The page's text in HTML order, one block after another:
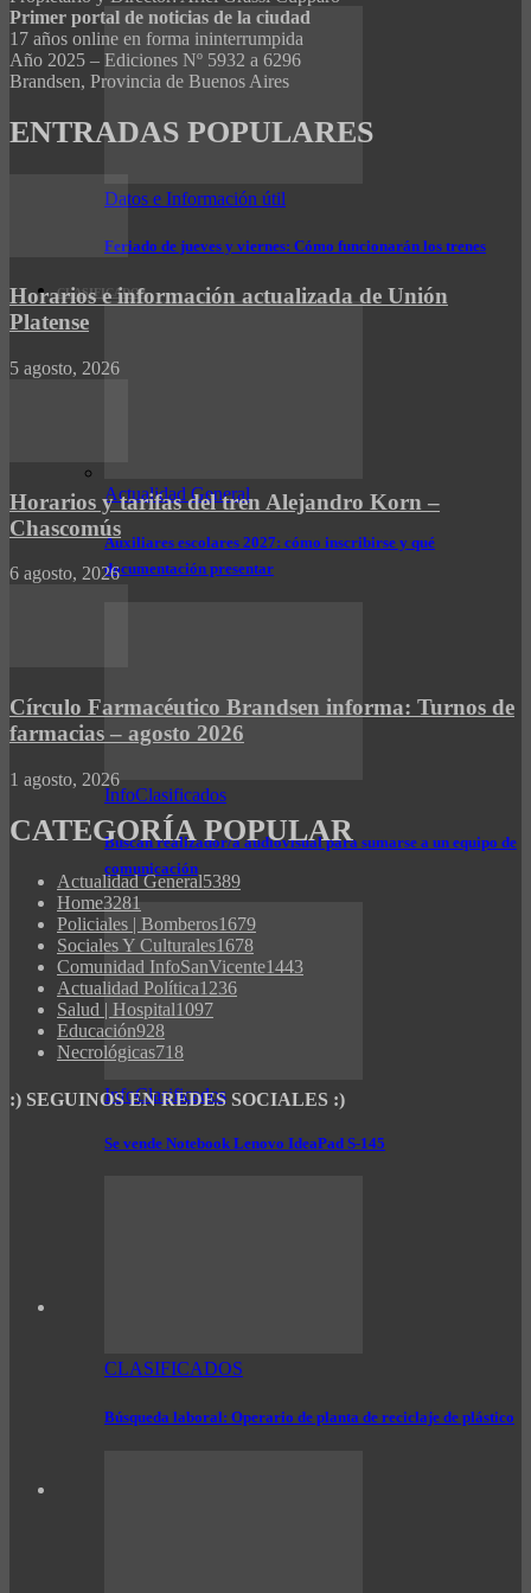
Datos e Información útil
Feriado de jueves y viernes: Cómo funcionarán los trenes
CLASIFICADOS
Actualidad General
Auxiliares escolares 2027: cómo inscribirse y qué
documentación presentar
InfoClasificados
Buscan realizador/a audiovisual para sumarse a un equipo de
comunicación
InfoClasificados
Se vende Notebook Lenovo IdeaPad S-145
CLASIFICADOS
Búsqueda laboral: Operario de planta de reciclaje de plástico
Primer portal de noticias de la ciudad
17 años online en forma ininterrumpida
Año 2025 – Ediciones Nº 5932 a 6296
Brandsen, Provincia de Buenos Aires
ENTRADAS POPULARES
Horarios e información actualizada de Unión
Platense
5 agosto, 2026
Horarios y tarifas del tren Alejandro Korn –
Chascomús
6 agosto, 2026
Círculo Farmacéutico Brandsen informa: Turnos de
farmacias – agosto 2026
1 agosto, 2026
CATEGORÍA POPULAR
Actualidad General5389
Home3281
Policiales | Bomberos1679
Sociales Y Culturales1678
Comunidad InfoSanVicente1443
Actualidad Política1236
Salud | Hospital1097
Educación928
Necrológicas718
:) SEGUINOS EN REDES SOCIALES :)